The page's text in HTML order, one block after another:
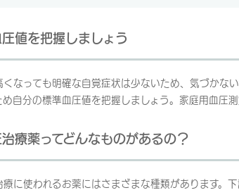
値を把握しましょう
くなっても明確な自覚症状は少ないため、気づかな
め自分の標準血圧値を把握しましょう。家庭用血圧
療薬ってどんなものがあるの？
療に使われるお薬にはさまざまな種類があります。